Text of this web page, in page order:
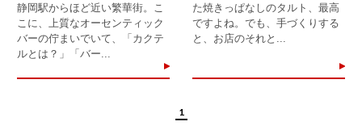
静岡駅からほど近い繁華街。こ
こに、上質なオーセンティック
バーの佇まいでいて、「カクテ
ルとは？」「バー...
た焼きっぱなしのタルト、最高
ですよね。でも、手づくりする
と、お店のそれと...
1